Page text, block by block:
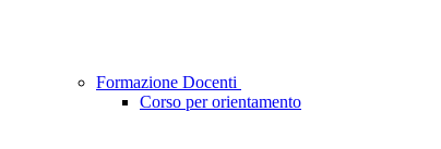
Formazione Docenti
Corso per orientamento